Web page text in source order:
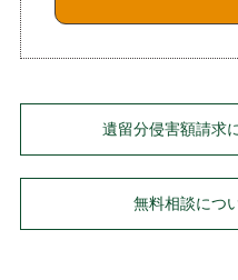
遺留分侵害額請求
無料相談につ